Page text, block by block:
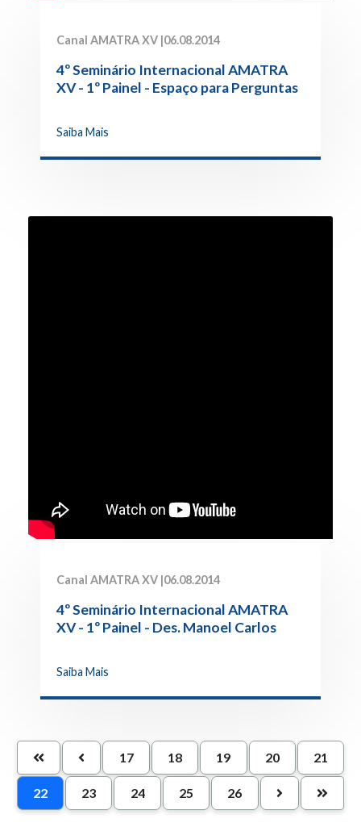
Canal AMATRA XV |06.08.2014
4º Seminário Internacional AMATRA
XV - 1º Painel - Espaço para Perguntas
Saiba Mais
Canal AMATRA XV |06.08.2014
4º Seminário Internacional AMATRA
XV - 1º Painel - Des. Manoel Carlos
Saiba Mais
17 18 19 20 21
22 23 24 25 26